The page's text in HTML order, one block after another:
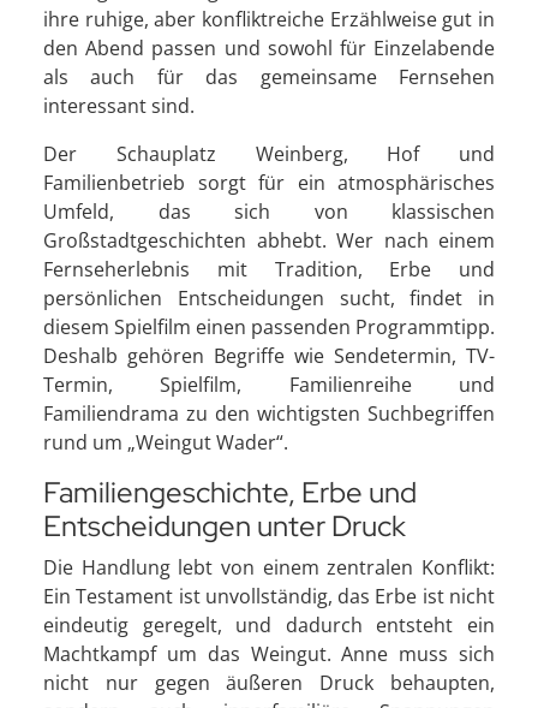
ihre ruhige, aber konfliktreiche Erzählweise gut in
den Abend passen und sowohl für Einzelabende
als auch für das gemeinsame Fernsehen
interessant sind.
Der Schauplatz Weinberg, Hof und
Familienbetrieb sorgt für ein atmosphärisches
Umfeld, das sich von klassischen
Großstadtgeschichten abhebt. Wer nach einem
Fernseherlebnis mit Tradition, Erbe und
persönlichen Entscheidungen sucht, findet in
diesem Spielfilm einen passenden Programmtipp.
Deshalb gehören Begriffe wie Sendetermin, TV-
Termin, Spielfilm, Familienreihe und
Familiendrama zu den wichtigsten Suchbegriffen
rund um „Weingut Wader“.
Familiengeschichte, Erbe und
Entscheidungen unter Druck
Die Handlung lebt von einem zentralen Konflikt:
Ein Testament ist unvollständig, das Erbe ist nicht
eindeutig geregelt, und dadurch entsteht ein
Machtkampf um das Weingut. Anne muss sich
nicht nur gegen äußeren Druck behaupten,